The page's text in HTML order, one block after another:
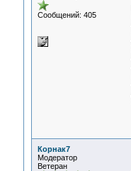
Сообщений: 405
Корнак7
Модератор
Ветеран